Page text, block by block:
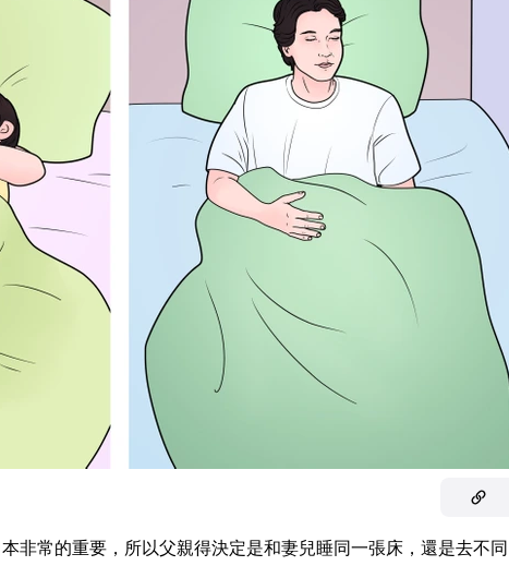
本非常的重要，所以父親得決定是和妻兒睡同一張床，還是去不同